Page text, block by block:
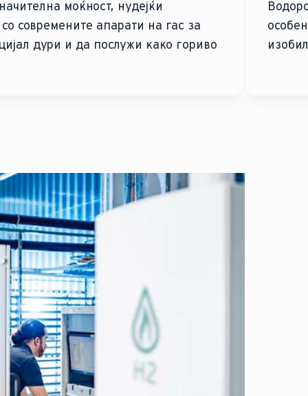
моќност, нудејќи
современите апарати на гас за
дури и да послужи како гориво